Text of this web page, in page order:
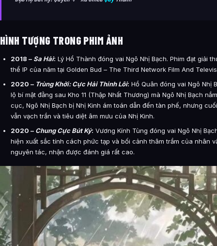
HÌNH TƯỢNG TRONG PHIM ẢNH
2018 – Sa Hải: Lý Hổ Thành đóng vai Ngô Nhị Bạch. Phim đạt giải
thể IP của năm tại Golden Bud – The Third Network Film And
2020 – Trùng Khởi: Cực Hải Thinh Lôi: Hồ Quân đóng vai Ngô Nhị
lộ bí mật đằng sau Kho 11 (Thập Nhất Thương) mà Ngô Nhị Bạch
cục, Ngô Nhị Bạch bị Nhị Kinh ám toán dẫn đến tàn phế, nhưng
vẫn vạch trần và tiêu diệt âm mưu của Nhị Kinh.
2020 – Chung Cực Bút Ký: Vương Kính Tùng đóng vai Ngô Nhị
hiện xuất sắc tính cách phức tạp và bối cảnh thâm trầm của nhân
nguyên tác, nhận được đánh giá rất cao.